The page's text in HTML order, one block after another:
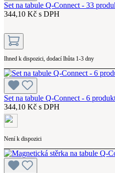
Set na tabule Q-Connect - 33
344,10 Kč s DPH
Ihned k dispozici, dodací lhůta 1-3 dny
Set na tabule Q-Connect - 6
344,10 Kč s DPH
Není k dispozici